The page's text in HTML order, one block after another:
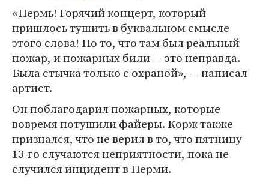
«Пермь! Горячий концерт, который
пришлось тушить в буквальном смысле
этого слова! Но то, что там был реальный
пожар, и пожарных били — это неправда.
Была стычка только с охраной», — написал
артист.
Он поблагодарил пожарных, которые
вовремя потушили файеры. Корж также
признался, что не верил в то, что пятницу
13-го случаются неприятности, пока не
случился инцидент в Перми.